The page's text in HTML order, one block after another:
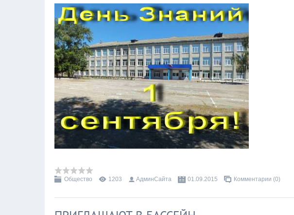
Общество 1203 АдминСайта 01.09.2015 Комментарии (0)